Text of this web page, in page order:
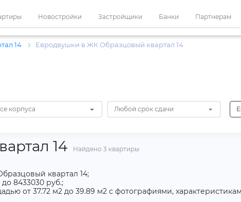
Новостройки Застройщики Банки Партнерам
14 Евродвушки в ЖК Образцовый квартал 14
корпуса Любой срок сдачи
14 Найдено 3 квартиры
квартал 14;
8433030 руб.;
от 37.72 м2 до 39.89 м2 с фотографиями,